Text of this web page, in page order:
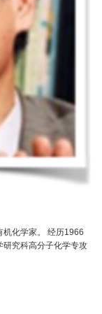
化学家。 经历1966
研究科高分子化学专攻